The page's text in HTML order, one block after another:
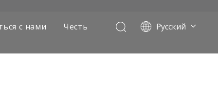
с нами Честь Pусский
Français